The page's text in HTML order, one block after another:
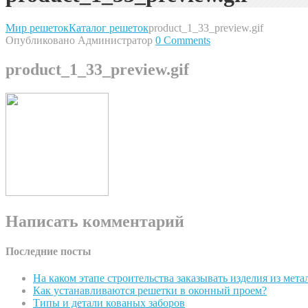
Мир решетокКаталог решетокproduct_1_33_preview.gif
Опубликовано Администратор 0 Comments
product_1_33_preview.gif
Написать комментарий
Последние посты
На каком этапе строительства заказывать изделия из
Как устанавливаются решетки в оконный проем?
Типы и детали кованых заборов